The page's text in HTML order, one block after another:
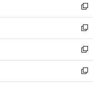
く
で
開
く
ド
ウ
で
開
く
ィ
ン
ド
ウ
で
開
く
い
ウ
ィ
ン
ド
ウ
で
開
新
し
い
ウ
ィ
ン
ド
ウ
新
し
い
ウ
ィ
ン
新
し
い
ウ
新
し